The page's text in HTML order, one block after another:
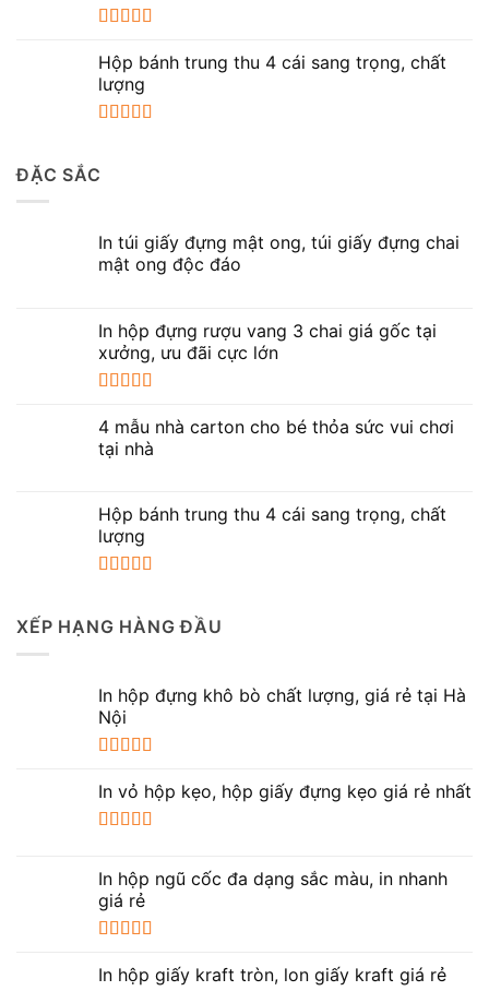
hạng 5.005
sao
Hộp bánh trung thu 4 cái sang trọng, chất
lượng
sao
ĐẶC SẮC
In túi giấy đựng mật ong, túi giấy đựng chai
mật ong độc đáo
In hộp đựng rượu vang 3 chai giá gốc tại
xưởng, ưu đãi cực lớn
hạng5.005
sao
4 mẫu nhà carton cho bé thỏa sức vui chơi
tại nhà
Hộp bánh trung thu 4 cái sang trọng, chất
lượng
sao
XẾP HẠNG HÀNG ĐẦU
In hộp đựng khô bò chất lượng, giá rẻ tại Hà
Nội
hạng5.005
In vỏ hộp kẹo, hộp giấy đựng kẹo giá rẻ nhất
sao
In hộp ngũ cốc đa dạng sắc màu, in nhanh
giá rẻ
hạng5.005
In hộp giấy kraft tròn, lon giấy kraft giá rẻ